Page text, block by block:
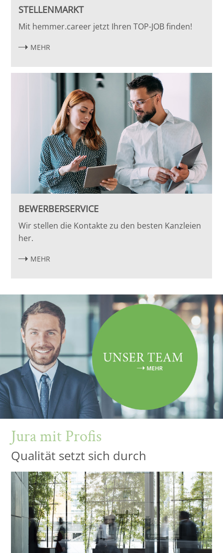
STELLENMARKT
Mit hemmer.career jetzt Ihren TOP-JOB finden!
MEHR
BEWERBERSERVICE
Wir stellen die Kontakte zu den besten Kanzleien
her.
MEHR
Jura mit Profis
Qualität setzt sich durch